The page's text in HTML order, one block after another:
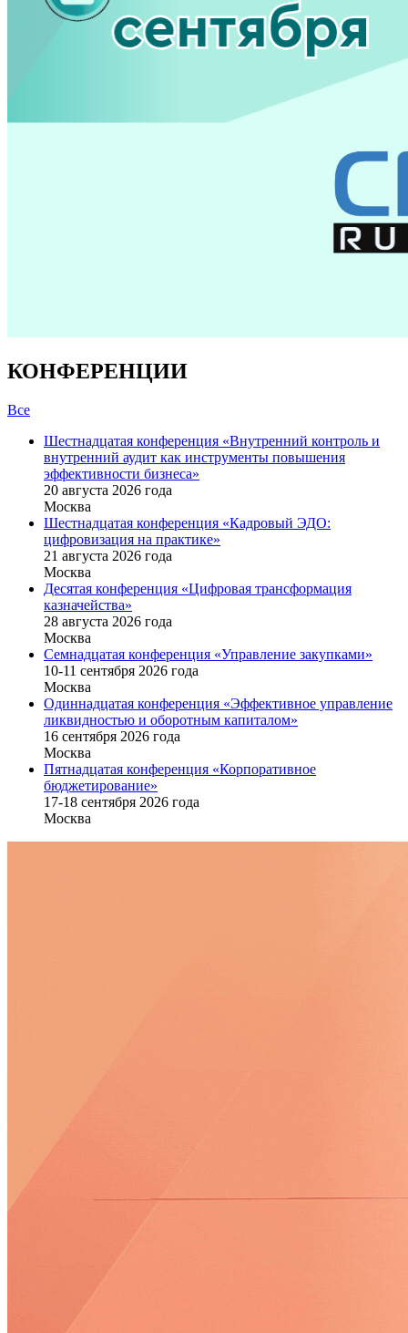
КОНФЕРЕНЦИИ
Все
Шестнадцатая конференция «Внутренний контроль и
внутренний аудит как инструменты повышения
эффективности бизнеса»
20 августа 2026 года
Москва
Шестнадцатая конференция «Кадровый ЭДО:
цифровизация на практике»
21 августа 2026 года
Москва
Десятая конференция «Цифровая трансформация
казначейства»
28 августа 2026 года
Москва
Семнадцатая конференция «Управление закупками»
10-11 сентября 2026 года
Москва
Одиннадцатая конференция «Эффективное управление
ликвидностью и оборотным капиталом»
16 cентября 2026 года
Москва
Пятнадцатая конференция «Корпоративное
бюджетирование»
17-18 сентября 2026 года
Москва